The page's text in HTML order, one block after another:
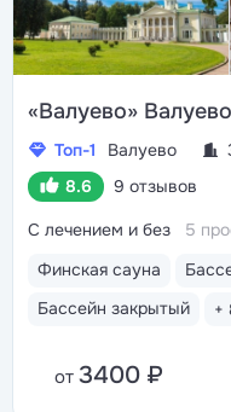
«Валуево»
Топ-1 Валуево
8.6
9 отзывов
Финская сауна
Бассейн закрытый
+
С лечением и без 5
от 3400 ₽